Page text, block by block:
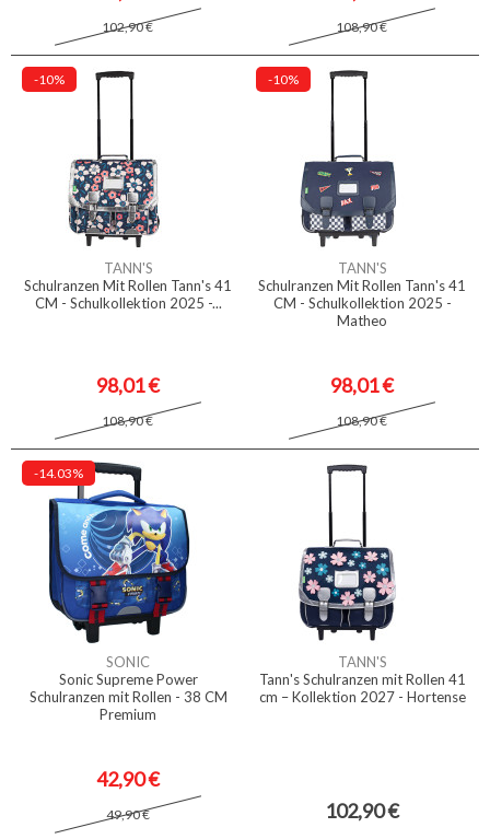
102,90 € 108,90 €
-10%
TANN'S
Schulranzen Mit Rollen Tann's 41
CM - Schulkollektion 2025 -...
98,01 €
108,90 €
-10%
TANN'S
Schulranzen Mit Rollen Tann's 41
CM - Schulkollektion 2025 -
Matheo
98,01 €
108,90 €
-14.03%
SONIC
Sonic Supreme Power
Schulranzen mit Rollen - 38 CM
Premium
42,90 €
49,90 €
TANN'S
Tann's Schulranzen mit Rollen 41
cm – Kollektion 2027 - Hortense
102,90 €